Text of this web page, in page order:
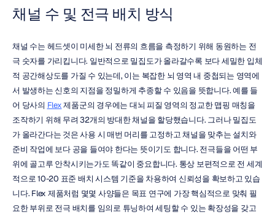
채널 수 및 전극 배치 방식
채널 수는 헤드셋이 미세한 뇌 전류의 흐름을 측정하기 위해 동원하는 전
극 숫자를 가리킵니다. 일반적으로 밀집도가 올라갈수록 보다 세밀한 입체
적 공간해상도를 가질 수 있는데, 이는 복잡한 뇌 영역 내 중첩되는 영역에
서 발생하는 신호의 지점을 정밀하게 추종할 수 있음을 뜻합니다. 예를 들
어 당사의 Flex 제품군의 경우에는 대뇌 피질 영역의 정교한 맵핑 매칭을
조작하기 위해 무려 32개의 방대한 채널을 할당했습니다. 그러나 밀집도
가 올라간다는 것은 사용 시 매번 머리를 고정하고 채널을 맞추는 설치와
준비 작업에 보다 공을 들여야 한다는 뜻이기도 합니다. 전극들을 어떤 부
위에 골고루 안착시키는가도 똑같이 중요합니다. 통상 보편적으로 전 세계
적으로 10-20 표준 배치 시스템 기준을 차용하여 신뢰성을 확보하고 있습
니다. Flex 제품처럼 몇몇 사양들은 목표 연구에 가장 핵심적으로 맞춰 필
요한 부위로 전극 배치를 임의로 튜닝하여 세팅할 수 있는 확장성을 갖고